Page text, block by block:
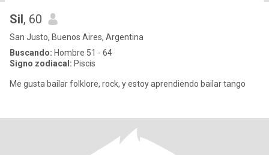
Sil, 60
San Justo, Buenos Aires, Argentina
Buscando: Hombre 51 - 64
Signo zodiacal: Piscis
Me gusta bailar folklore, rock, y estoy aprendiendo bailar tango